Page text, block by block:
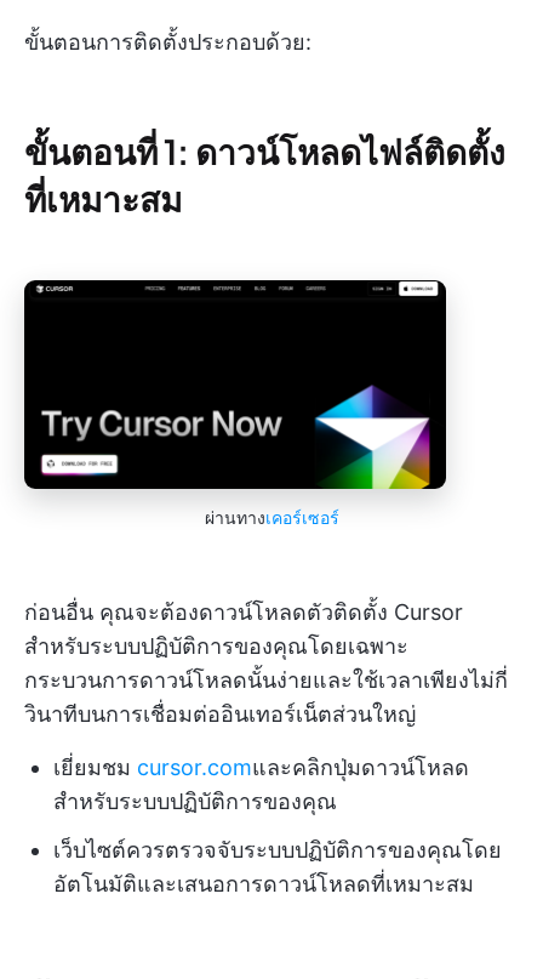
ขั้นตอนการติดตั้งประกอบด้วย:
ขั้นตอนที่ 1: ดาวน์โหลดไฟล์ติดตั้ง
ที่เหมาะสม
ผ่านทางเคอร์เซอร์
ก่อนอื่น คุณจะต้องดาวน์โหลดตัวติดตั้ง Cursor
สำหรับระบบปฏิบัติการของคุณโดยเฉพาะ
กระบวนการดาวน์โหลดนั้นง่ายและใช้เวลาเพียงไม่กี่
วินาทีบนการเชื่อมต่ออินเทอร์เน็ตส่วนใหญ่
เยี่ยมชม cursor.comและคลิกปุ่มดาวน์โหลด
สำหรับระบบปฏิบัติการของคุณ
เว็บไซต์ควรตรวจจับระบบปฏิบัติการของคุณโดย
อัตโนมัติและเสนอการดาวน์โหลดที่เหมาะสม